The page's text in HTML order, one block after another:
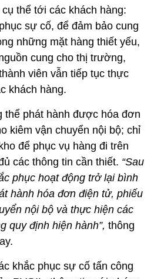
thể tới các khách hàng:
sự cố, để đảm bảo cung
những mặt hàng thiết yếu,
cung cho thị trường,
viên vẫn tiếp tục thực
khách hàng.
thể phát hành được hóa đơn
kiêm vận chuyển nội bộ; chỉ
để phục vụ hàng đi trên
các thông tin cần thiết. “Sau
phục hoạt động trở lại bình
hành hóa đơn điện tử, phiếu
nội bộ và thực hiện các
quy định hiện hành”, thông
khắc phục sự cố tấn công